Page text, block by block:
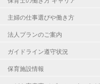
主婦の仕事選びや働き方
法人プランのご案内
ガイドライン遵守状況
保育施設情報